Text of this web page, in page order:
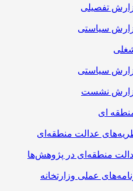
تفصیلی
سیاستی
سیاستی
نشست
ای
عدالت منطقه‌ای
منطقه‌ای در پژوهش‌ها
عملی وزارتخانه